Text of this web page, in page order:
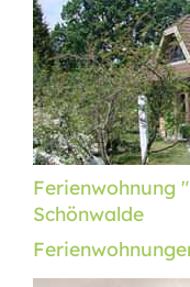
Ferienwohnung
Schönwalde